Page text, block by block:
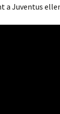
a Juventus